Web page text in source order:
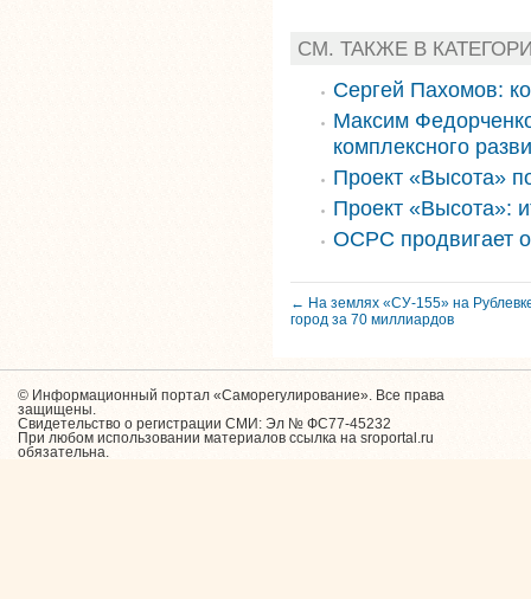
СМ. ТАКЖЕ В
Сергей Пахомов:
Максим
комплексного
Проект «Высота»
Проект «Высота»:
ОСРС продвигает
← На землях «СУ-155» на
город за 70 миллиардов
© Информационный портал «Саморегулирование». Все права
защищены.
Свидетельство о регистрации СМИ: Эл № ФС77-45232
При любом использовании материалов ссылка на sroportal.ru
обязательна.